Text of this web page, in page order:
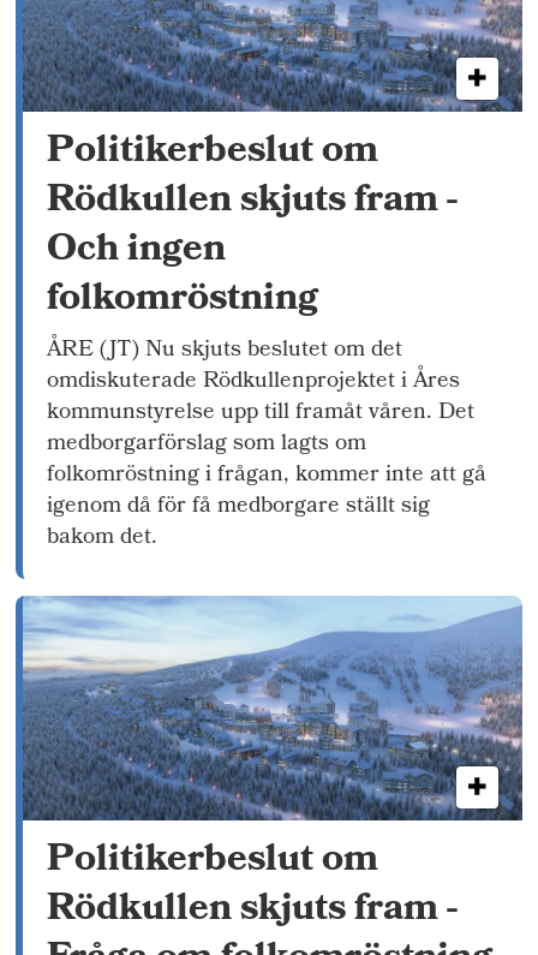
Politikerbeslut om
Rödkullen skjuts fram -
Och ingen
folkomröstning
ÅRE (JT) Nu skjuts beslutet om det
omdiskuterade Rödkullenprojektet i Åres
kommunstyrelse upp till framåt våren. Det
medborgarförslag som lagts om
folkomröstning i frågan, kommer inte att gå
igenom då för få medborgare ställt sig
bakom det.
Politikerbeslut om
Rödkullen skjuts fram -